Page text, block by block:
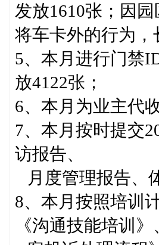
发放1610张；因
将车卡外的行为
5、本月进行门禁
放4122张；
6、本月为业主代
7、本月按时提交
访报告、
月度管理报告、
8、本月按照培训
《沟通技能培